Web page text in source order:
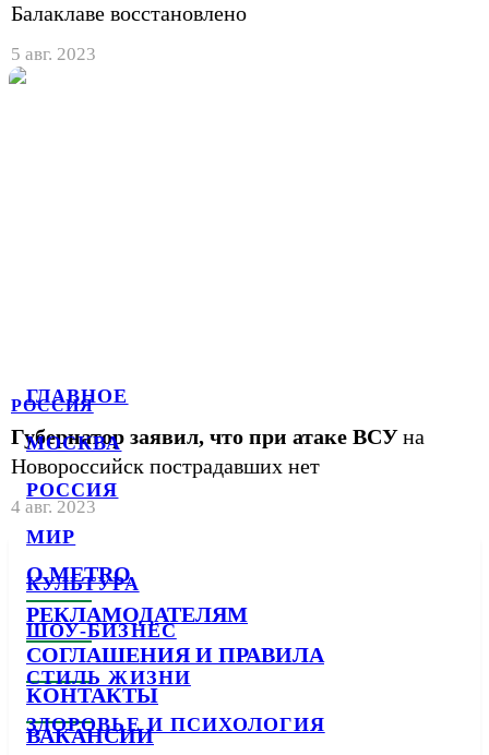
ГЛАВНОЕ
МОСКВА
РОССИЯ
МИР
КУЛЬТУРА
ШОУ-БИЗНЕС
СТИЛЬ ЖИЗНИ
ЗДОРОВЬЕ И ПСИХОЛОГИЯ
Балаклаве восстановлено
5 авг. 2023
РОССИЯ
Губернатор заявил, что при атаке ВСУна
Новороссийск пострадавших нет
4 авг. 2023
О METRO
РЕКЛАМОДАТЕЛЯМ
СОГЛАШЕНИЯ И ПРАВИЛА
КОНТАКТЫ
ВАКАНСИИ